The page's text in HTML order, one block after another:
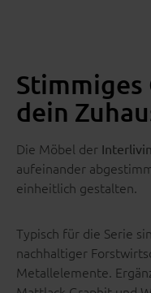
dein
Die Möbel der
aufeinander
einheitlich gestalten.
Typisch für die Serie
nachhaltiger
Metallelemente.